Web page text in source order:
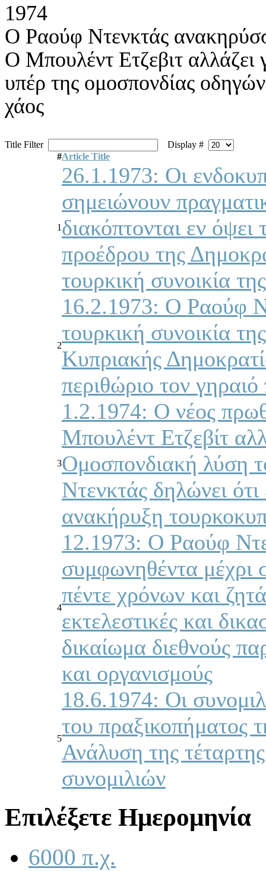
1974
Ο Ραούφ Ντενκτάς
Ο Μπουλέντ Ετζεβιτ αλλάζει
υπέρ της ομοσπονδίας
χάος
Title Filter
Display #
#Article Title
1
26.1.1973: Οι
σημειώνουν
διακόπτονται εν
προέδρου της
τουρκική συνοικία
2
16.2.1973: Ο Ραούφ
τουρκική συνοικία
Κυπριακής
περιθώριο τον
3
1.2.1974: Ο νέος
Μπουλέντ Ετζεβίτ
Ομοσπονδιακή λύση
Ντενκτάς δηλώνει ότι
ανακήρυξη
4
12.1973: Ο Ραούφ
συμφωνηθέντα μέχρι
πέντε χρόνων και
εκτελεστικές και
δικαίωμα διεθνούς
και οργανισμούς
5
18.6.1974: Οι
του πραξικοπήματος
Ανάλυση της
συνομιλιών
Επιλέξετε Ημερομηνία
6000 π.χ.